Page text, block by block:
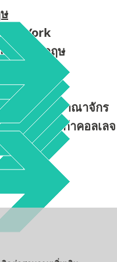
ใน York
ในอังกฤษ
ในอังกฤษ
มในสหราชอาณาจักร
อทเธลเบอร์ก้าคอลเลจ